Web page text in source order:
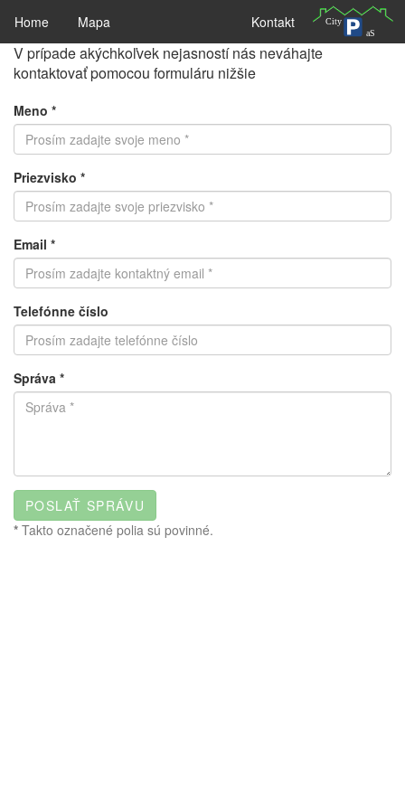
Home Mapa Kontakt
V prípade akýchkoľvek nejasností nás neváhajte
kontaktovať pomocou formuláru nižšie
Meno *
Priezvisko *
Email *
Telefónne číslo
Správa *
* Takto označené polia sú povinné.